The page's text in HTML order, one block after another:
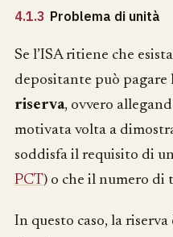
4.1.3 Problema di unità
Se l’ISA ritiene che
depositante può pagare
riserva, ovvero
motivata volta a
soddisfa il requisito di
PCT) o che il numero di
In questo caso, la riserva